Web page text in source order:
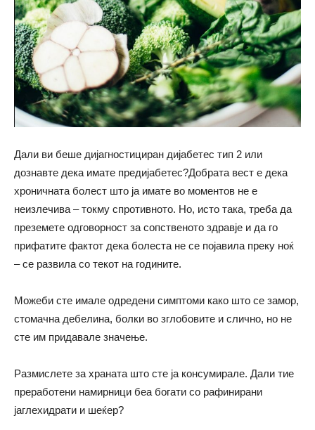
Дали ви беше дијагностициран дијабетес тип 2 или
дознавте дека имате предијабетес?Добрата вест е дека
хроничната болест што ја имате во моментов не е
неизлечива – токму спротивното. Но, исто така, треба да
преземете одговорност за сопственото здравје и да го
прифатите фактот дека болеста не се појавила преку ноќ
– се развила со текот на годините.
Можеби сте имале одредени симптоми како што се замор,
стомачна дебелина, болки во зглобовите и слично, но не
сте им придавале значење.
Размислете за храната што сте ја консумирале. Дали тие
преработени намирници беа богати со рафинирани
јаглехидрати и шеќер?